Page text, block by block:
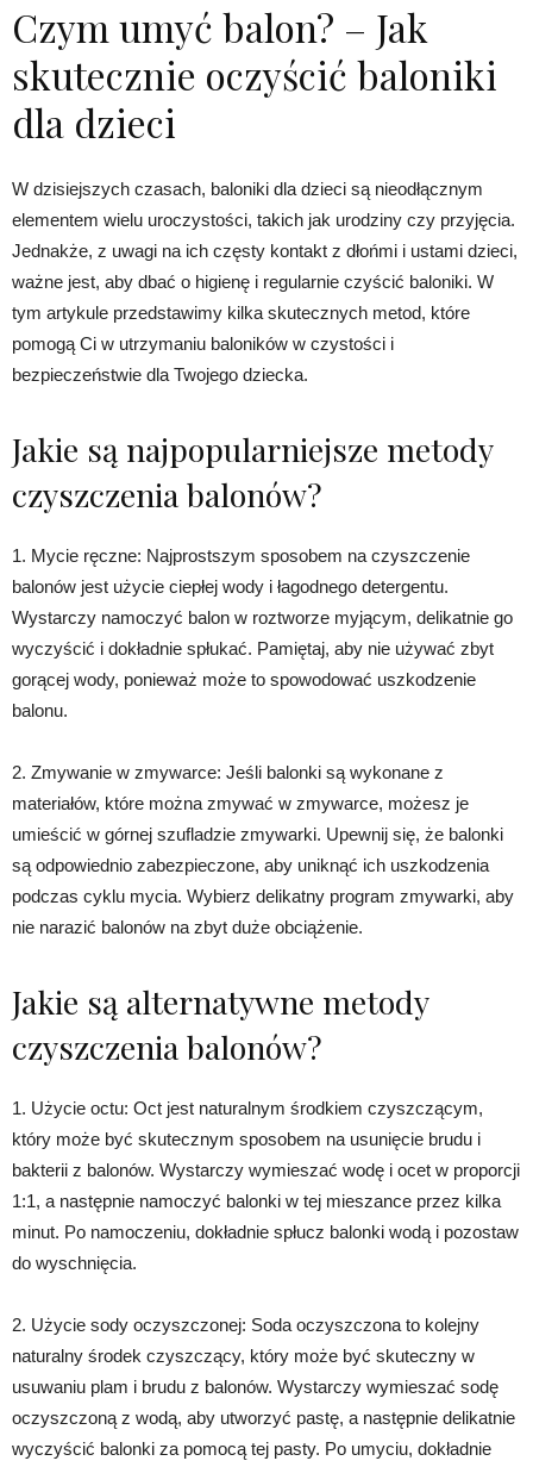
Czym umyć balon? – Jak
skutecznie oczyścić baloniki
dla dzieci
W dzisiejszych czasach, baloniki dla dzieci są nieodłącznym
elementem wielu uroczystości, takich jak urodziny czy przyjęcia.
Jednakże, z uwagi na ich częsty kontakt z dłońmi i ustami dzieci,
ważne jest, aby dbać o higienę i regularnie czyścić baloniki. W
tym artykule przedstawimy kilka skutecznych metod, które
pomogą Ci w utrzymaniu baloników w czystości i
bezpieczeństwie dla Twojego dziecka.
Jakie są najpopularniejsze metody
czyszczenia balonów?
1. Mycie ręczne: Najprostszym sposobem na czyszczenie
balonów jest użycie ciepłej wody i łagodnego detergentu.
Wystarczy namoczyć balon w roztworze myjącym, delikatnie go
wyczyścić i dokładnie spłukać. Pamiętaj, aby nie używać zbyt
gorącej wody, ponieważ może to spowodować uszkodzenie
balonu.
2. Zmywanie w zmywarce: Jeśli balonki są wykonane z
materiałów, które można zmywać w zmywarce, możesz je
umieścić w górnej szufladzie zmywarki. Upewnij się, że balonki
są odpowiednio zabezpieczone, aby uniknąć ich uszkodzenia
podczas cyklu mycia. Wybierz delikatny program zmywarki, aby
nie narazić balonów na zbyt duże obciążenie.
Jakie są alternatywne metody
czyszczenia balonów?
1. Użycie octu: Oct jest naturalnym środkiem czyszczącym,
który może być skutecznym sposobem na usunięcie brudu i
bakterii z balonów. Wystarczy wymieszać wodę i ocet w proporcji
1:1, a następnie namoczyć balonki w tej mieszance przez kilka
minut. Po namoczeniu, dokładnie spłucz balonki wodą i pozostaw
do wyschnięcia.
2. Użycie sody oczyszczonej: Soda oczyszczona to kolejny
naturalny środek czyszczący, który może być skuteczny w
usuwaniu plam i brudu z balonów. Wystarczy wymieszać sodę
oczyszczoną z wodą, aby utworzyć pastę, a następnie delikatnie
wyczyścić balonki za pomocą tej pasty. Po umyciu, dokładnie